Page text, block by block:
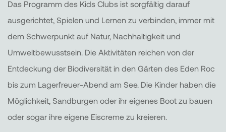
Das Programm des Kids Clubs ist sorgfältig darauf
ausgerichtet, Spielen und Lernen zu verbinden, immer mit
dem Schwerpunkt auf Natur, Nachhaltigkeit und
Umweltbewusstsein. Die Aktivitäten reichen von der
Entdeckung der Biodiversität in den Gärten des Eden Roc
bis zum Lagerfreuer-Abend am See. Die Kinder haben die
Möglichkeit, Sandburgen oder ihr eigenes Boot zu bauen
oder sogar ihre eigene Eiscreme zu kreieren.